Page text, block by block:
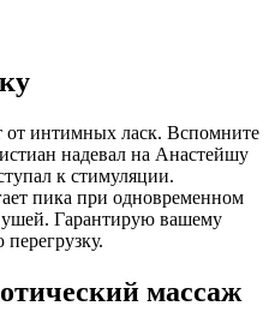
интимных ласк. Вспомните
надевал на Анастейшу
к стимуляции.
пика при одновременном
ушей. Гарантирую вашему
массаж